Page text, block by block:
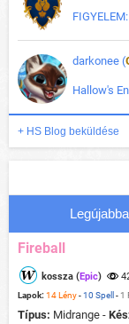
darkonee (
Hallow's
+ HS Blog beküldése
Fireball
kossza (Epic)
Lapok: 14 Lény-10 Spell - 1
Típus: Midrange -